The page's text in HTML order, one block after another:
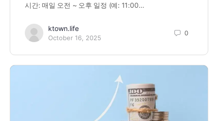
시간: 매일 오전 ~ 오후 일정 (예: 11:00…
ktown.life
October 16, 2025
0